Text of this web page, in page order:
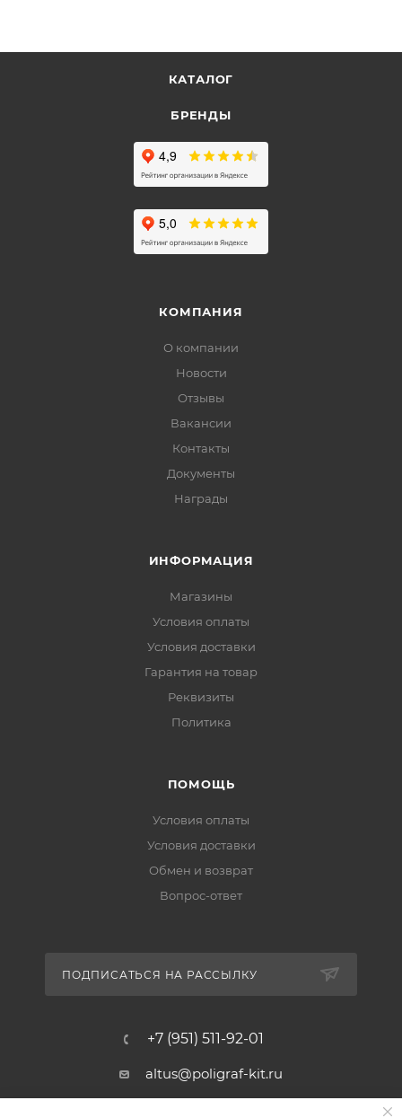
КАТАЛОГ
БРЕНДЫ
КОМПАНИЯ
О компании
Новости
Отзывы
Вакансии
Контакты
Документы
Награды
ИНФОРМАЦИЯ
Магазины
Условия оплаты
Условия доставки
Гарантия на товар
Реквизиты
Политика
ПОМОЩЬ
Условия оплаты
Условия доставки
Обмен и возврат
Вопрос-ответ
ПОДПИСАТЬСЯ НА РАССЫЛКУ
+7 (951) 511-92-01
altus@poligraf-kit.ru